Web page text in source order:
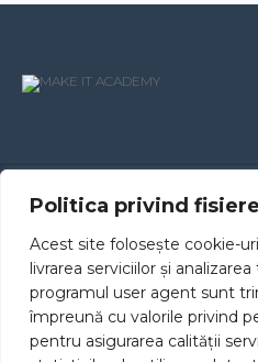
Politica privind
Acest site folosește cookie-
livrarea serviciilor și
programul user agent sunt
împreună cu valorile privind
pentru asigurarea calității
CURSURI
TERMENI